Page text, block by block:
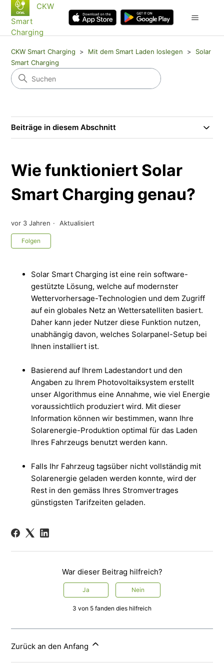
CKW
Smart
Charging
CKW Smart Charging Mit dem Smart Laden loslegen
Solar
Smart Charging
Beiträge in diesem Abschnitt
Wie funktioniert Solar
Smart Charging genau?
vor 3 Jahren Aktualisiert
Folgen
Solar Smart Charging ist eine rein software-
gestützte Lösung, welche auf modernster
Wettervorhersage-Technologien und dem Zugriff
auf ein globales Netz an Wettersatelliten basiert.
Daher kann jeder Nutzer diese Funktion nutzen,
unabhängig davon, welches Solarpanel-Setup bei
Ihnen installiert ist.
Basierend auf Ihrem Ladestandort und den
Angaben zu Ihrem Photovoltaiksystem erstellt
unser Algorithmus eine Annahme, wie viel Energie
voraussichtlich produziert wird. Mit dieser
Information können wir bestimmen, wann Ihre
Solarenergie-Produktion optimal für das Laden
Ihres Fahrzeugs benutzt werden kann.
Falls Ihr Fahrzeug tagsüber nicht vollständig mit
Solarenergie geladen werden konnte, wird der
Rest in den gemäss Ihres Stromvertrages
günstigsten Tarifzeiten geladen.
War dieser Beitrag hilfreich?
Ja Nein
3 von 5 fanden dies hilfreich
Zurück an den Anfang